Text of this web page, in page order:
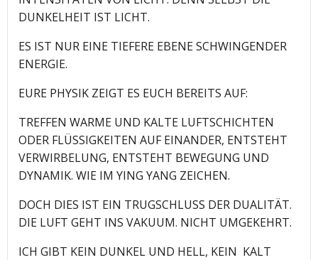
DUNKELHEIT IST LICHT.
ES IST NUR EINE TIEFERE EBENE SCHWINGENDER
ENERGIE.
EURE PHYSIK ZEIGT ES EUCH BEREITS AUF:
TREFFEN WARME UND KALTE LUFTSCHICHTEN
ODER FLÜSSIGKEITEN AUF EINANDER, ENTSTEHT
VERWIRBELUNG, ENTSTEHT BEWEGUNG UND
DYNAMIK. WIE IM YING YANG ZEICHEN.
DOCH DIES IST EIN TRUGSCHLUSS DER DUALITÄT.
DIE LUFT GEHT INS VAKUUM. NICHT UMGEKEHRT.
ICH GIBT KEIN DUNKEL UND HELL, KEIN KALT